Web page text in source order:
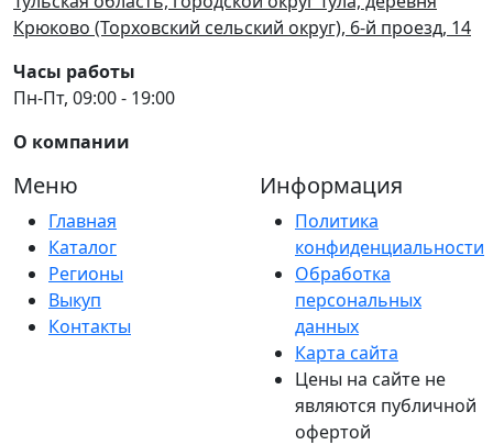
Крюково (Торховский сельский округ), 6-й проезд, 14
Часы работы
Пн-Пт, 09:00 - 19:00
О компании
Меню
Главная
Каталог
Регионы
Выкуп
Контакты
Информация
Политика
конфиденциальности
Обработка
персональных
данных
Карта сайта
Цены на сайте не
являются публичной
офертой